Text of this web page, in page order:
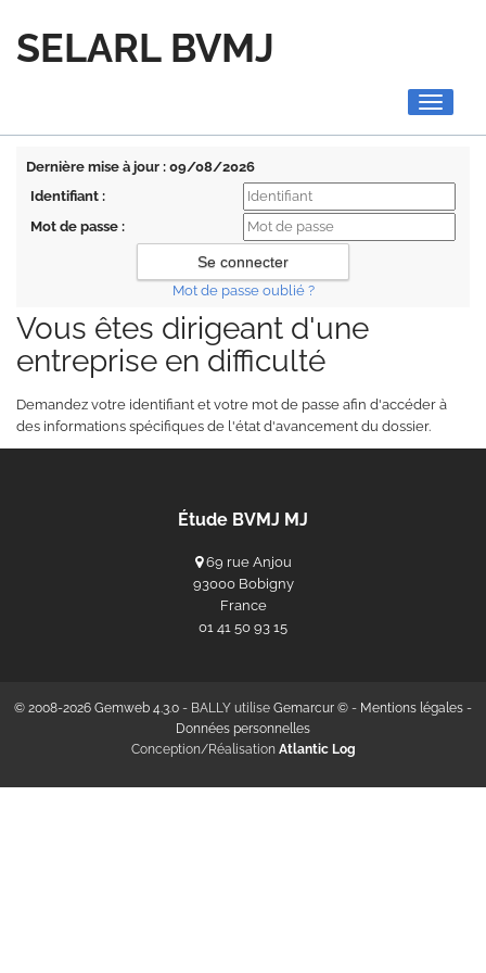
SELARL BVMJ
Toggle
Dernière mise à jour : 09/08/2026
Identifiant :
Mot de passe :
Mot de passe oublié ?
Vous êtes dirigeant d'une
entreprise en difficulté
Demandez votre identifiant et votre mot de passe afin d'accéder à
des informations spécifiques de l'état d'avancement du dossier.
Étude BVMJ MJ
69 rue Anjou
93000 Bobigny
France
‭01 41 50 93 15‬
© 2008-2026 Gemweb 4.3.0 - BALLY utilise Gemarcur © - Mentions légales -
Données personnelles
Conception/Réalisation Atlantic Log